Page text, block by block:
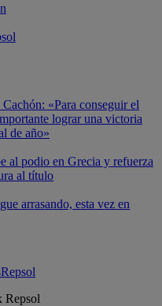
«Para conseguir el
lograr una victoria
de año»
al podio en Grecia y refuerza
al título
arrasando, esta vez en
Repsol